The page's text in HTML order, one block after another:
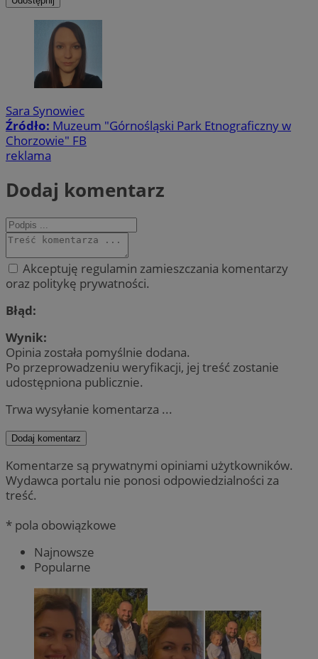
Sara Synowiec
Źródło: Muzeum "Górnośląski Park Etnograficzny w
Chorzowie" FB
reklama
Dodaj komentarz
Akceptuję regulamin zamieszczania komentarzy
oraz politykę prywatności.
Błąd:
Wynik:
Opinia została pomyślnie dodana.
Po przeprowadzeniu weryfikacji, jej treść zostanie
udostępniona publicznie.
Trwa wysyłanie komentarza ...
Dodaj komentarz
Komentarze są prywatnymi opiniami użytkowników.
Wydawca portalu nie ponosi odpowiedzialności za
treść.
* pola obowiązkowe
Najnowsze
Popularne